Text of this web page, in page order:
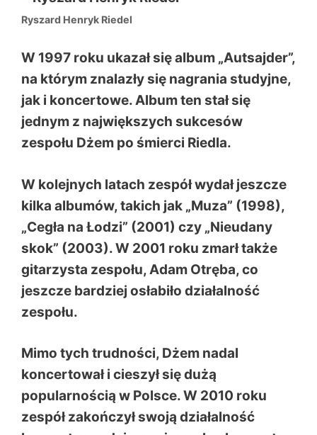
Ryszard Henryk Riedel
W 1997 roku ukazał się album „Autsajder”,
na którym znalazły się nagrania studyjne,
jak i koncertowe. Album ten stał się
jednym z największych sukcesów
zespołu Dżem po śmierci Riedla.
W kolejnych latach zespół wydał jeszcze
kilka albumów, takich jak „Muza” (1998),
„Cegła na Łodzi” (2001) czy „Nieudany
skok” (2003). W 2001 roku zmarł także
gitarzysta zespołu, Adam Otręba, co
jeszcze bardziej osłabiło działalność
zespołu.
Mimo tych trudności, Dżem nadal
koncertował i cieszył się dużą
popularnością w Polsce. W 2010 roku
zespół zakończył swoją działalność